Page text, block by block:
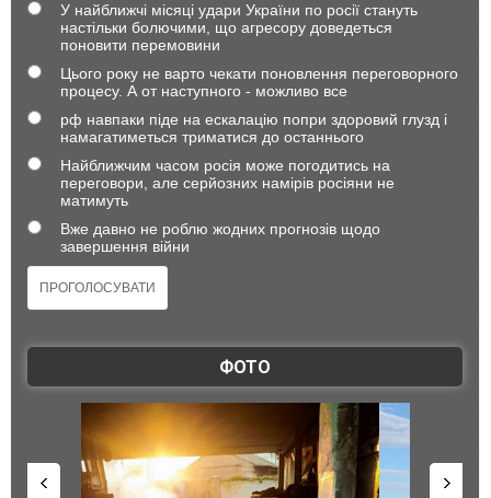
У найближчі місяці удари України по росії стануть
настільки болючими, що агресору доведеться
поновити перемовини
Цього року не варто чекати поновлення переговорного
процесу. А от наступного - можливо все
рф навпаки піде на ескалацію попри здоровий глузд і
намагатиметься триматися до останнього
Найближчим часом росія може погодитись на
переговори, але серйозних намірів росіяни не
матимуть
Вже давно не роблю жодних прогнозів щодо
завершення війни
ФОТО